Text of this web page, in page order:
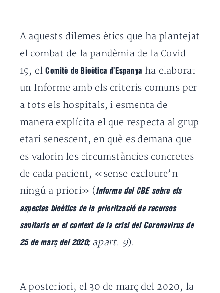
A aquests dilemes ètics que ha plantejat
el combat de la pandèmia de la Covid-
19, elComitè de Bioètica d’Espanya ha elaborat
un Informe amb els criteris comuns per
a tots els hospitals, i esmenta de
manera explícita el que respecta al grup
etari senescent, en què es demana que
es valorin les circumstàncies concretes
de cada pacient, «sense excloure’n
ningú a priori» ( Informe del CBE sobre els
aspectes bioètics de la priorització de recursos
sanitaris en el context de la crisi del Coronavirus de
25 de març del 2020; apart. 9).
A posteriori, el 30 de març del 2020, la